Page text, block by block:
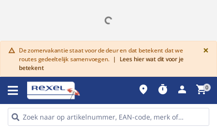
warning De zomervakantie staat voor de deur en dat betekent dat we
routes gedeeltelijk samenvoegen. |
Lees hier wat dit voor je
betekent
×
place timer person shopping_cart0